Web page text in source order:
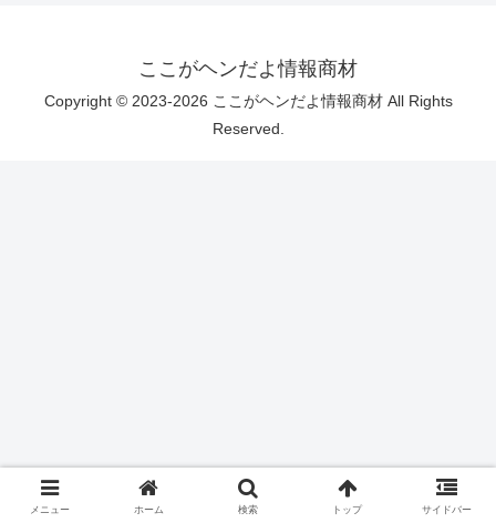
ここがヘンだよ情報商材
Copyright © 2023-2026 ここがヘンだよ情報商材 All Rights
Reserved.
メニュー ホーム 検索 トップ サイドバー